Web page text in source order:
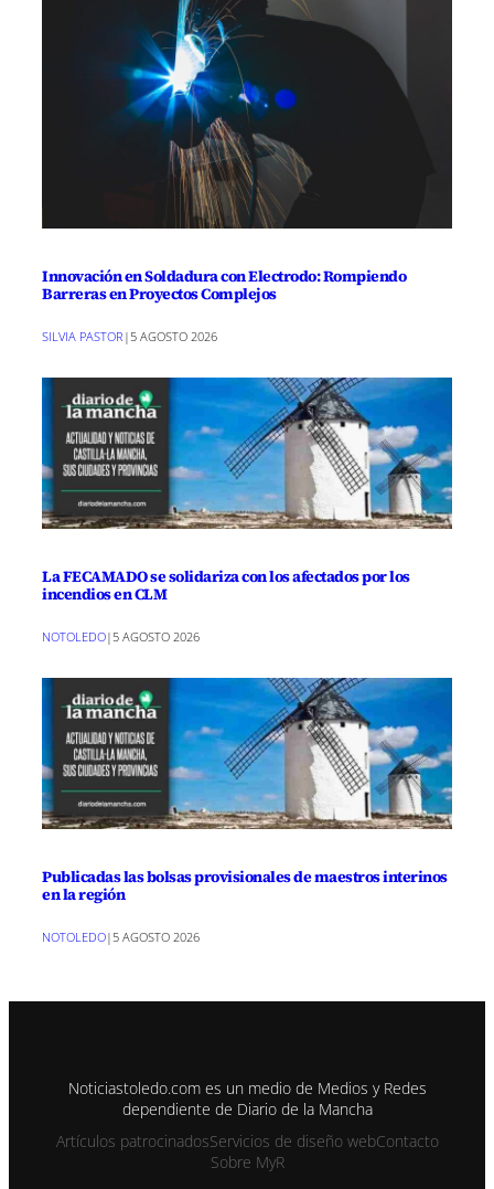
Innovación en Soldadura con Electrodo: Rompiendo
Barreras en Proyectos Complejos
SILVIA PASTOR | 5 AGOSTO 2026
La FECAMADO se solidariza con los afectados por los
incendios en CLM
NOTOLEDO|5 AGOSTO 2026
Publicadas las bolsas provisionales de maestros interinos
en la región
NOTOLEDO|5 AGOSTO 2026
Noticiastoledo.com es un medio de Medios y Redes
dependiente de Diario de la Mancha
Artículos patrocinadosServicios de diseño webContacto
Sobre MyR